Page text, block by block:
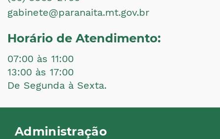
gabinete@paranaita.mt.gov.br
Horário de Atendimento:
07:00 às 11:00
13:00 às 17:00
De Segunda à Sexta.
Administração